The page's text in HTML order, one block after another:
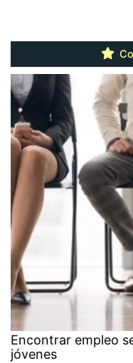
Encontrar empleo
jóvenes